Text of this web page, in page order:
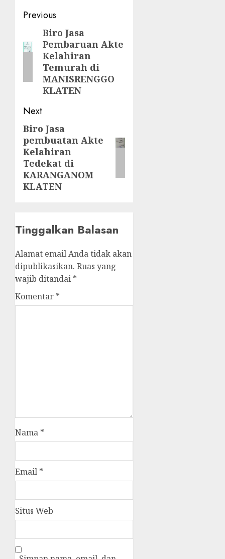
Post
navigation
Previous
Previous
post:
Biro Jasa
Pembaruan Akte
Kelahiran
Temurah di
MANISRENGGO
KLATEN
Next
Next
post:
Biro Jasa
pembuatan Akte
Kelahiran
Tedekat di
KARANGANOM
KLATEN
Tinggalkan Balasan
Alamat email Anda tidak akan
dipublikasikan. Ruas yang
wajib ditandai *
Komentar *
Nama *
Email *
Situs Web